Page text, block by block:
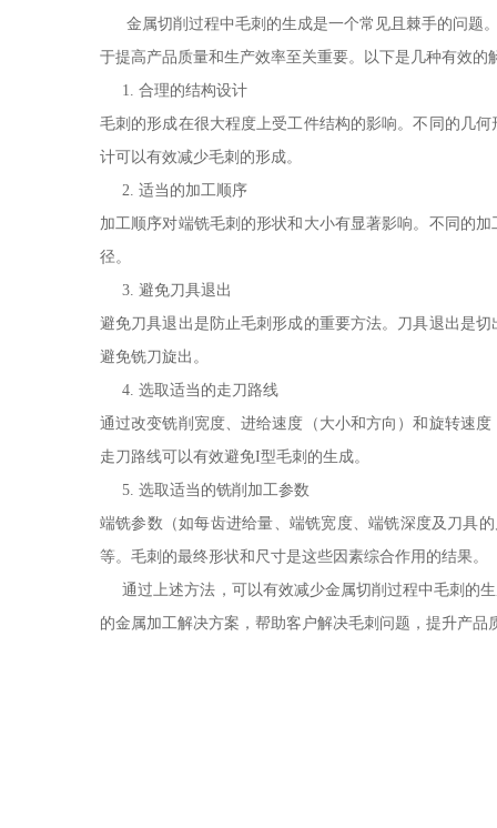
金属切削过程中毛刺的生成是一个常见且棘手的问题
于提高产品质量和生产效率至关重要。以下是几种有效的
1. 合理的结构设计
毛刺的形成在很大程度上受工件结构的影响。不同的几
计可以有效减少毛刺的形成。
2. 适当的加工顺序
加工顺序对端铣毛刺的形状和大小有显著影响。不同的
径。
3. 避免刀具退出
避免刀具退出是防止毛刺形成的重要方法。刀具退出是
避免铣刀旋出。
4. 选取适当的走刀路线
通过改变铣削宽度、进给速度（大小和方向）和旋转速
走刀路线可以有效避免I型毛刺的生成。
5. 选取适当的铣削加工参数
端铣参数（如每齿进给量、端铣宽度、端铣深度及刀具
等。毛刺的最终形状和尺寸是这些因素综合作用的结果。
通过上述方法，可以有效减少金属切削过程中毛刺的
的金属加工解决方案，帮助客户解决毛刺问题，提升产品